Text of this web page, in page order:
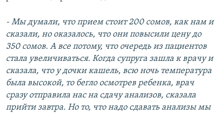
- Мы думали, что прием стоит 200 сомов, как нам и
сказали, но оказалось, что они повысили цену до
350 сомов. А все потому, что очередь из пациентов
стала увеличиваться. Когда супруга зашла к врачу и
сказала, что у дочки кашель, всю ночь температура
была высокой, то бегло осмотрев ребенка, врач
сразу отправила нас на сдачу анализов, сказала
прийти завтра. Но то, что надо сдавать анализы мы